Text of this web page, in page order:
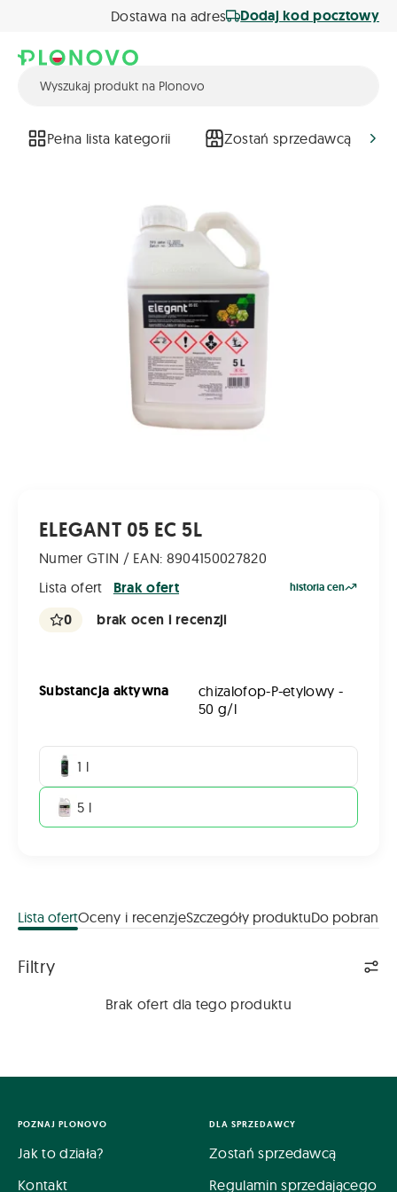
Dostawa na adres Dodaj kod pocztowy
Pełna lista kategorii Zostań sprzedawcą
ELEGANT 05 EC 5L
Numer GTIN / EAN: 8904150027820
Lista ofert
Brak ofert historia cen
0 brak ocen i recenzji
Substancja aktywna
chizalofop-P-etylowy -
50 g/l
1 l
5 l
Lista ofertOceny i recenzjeSzczegóły produktuDo pobrania
Filtry
Brak ofert dla tego produktu
POZNAJ PLONOVO
Jak to działa?
Kontakt
DLA SPRZEDAWCY
Zostań sprzedawcą
Regulamin sprzedającego